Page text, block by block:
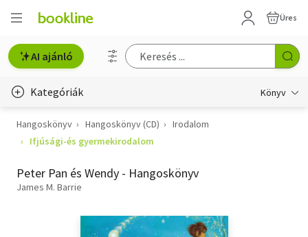
Üres
AI ajánló
Kategóriák Könyv
Életmód, egészség
Gyermek- és ifjúsági
Hobbi, szabadidő
Hangoskönyv Hangoskönyv (CD)
Irodalom
Ifjúsági-és gyermekirodalom
Peter Pan és Wendy - Hangoskönyv
James M. Barrie